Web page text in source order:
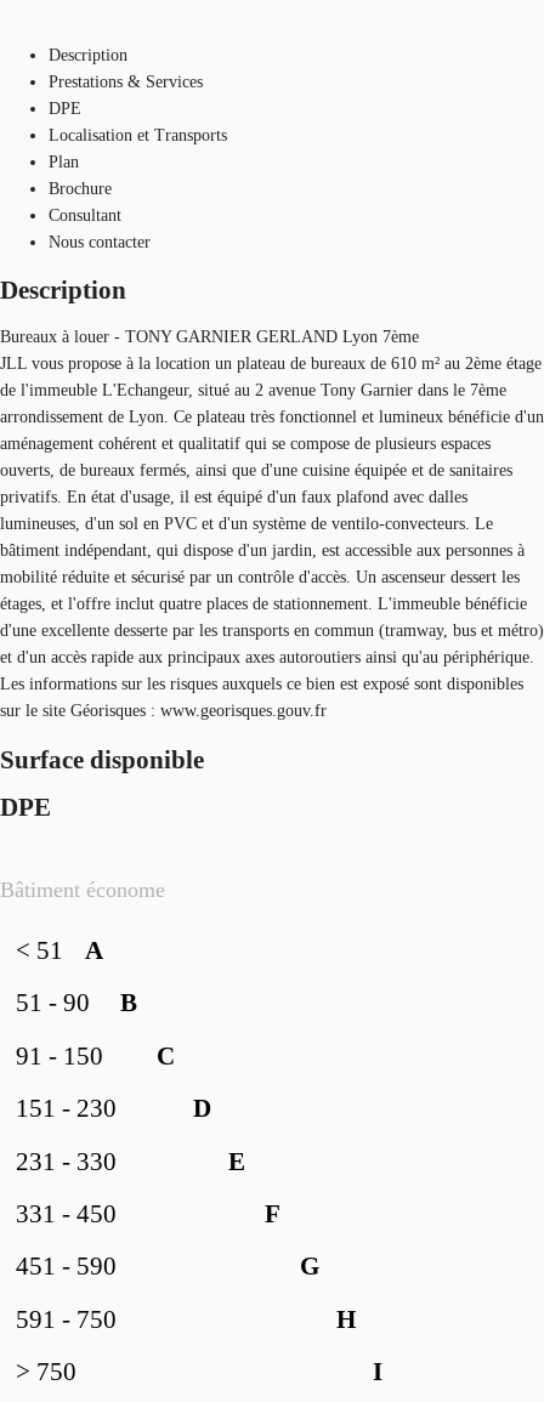
Description
Prestations & Services
DPE
Localisation et Transports
Plan
Brochure
Consultant
Nous contacter
Description
Bureaux à louer - TONY GARNIER GERLAND Lyon 7ème
JLL vous propose à la location un plateau de bureaux de 610 m² au 2ème étage
de l'immeuble L'Echangeur, situé au 2 avenue Tony Garnier dans le 7ème
arrondissement de Lyon. Ce plateau très fonctionnel et lumineux bénéficie d'un
aménagement cohérent et qualitatif qui se compose de plusieurs espaces
ouverts, de bureaux fermés, ainsi que d'une cuisine équipée et de sanitaires
privatifs. En état d'usage, il est équipé d'un faux plafond avec dalles
lumineuses, d'un sol en PVC et d'un système de ventilo-convecteurs. Le
bâtiment indépendant, qui dispose d'un jardin, est accessible aux personnes à
mobilité réduite et sécurisé par un contrôle d'accès. Un ascenseur dessert les
étages, et l'offre inclut quatre places de stationnement. L'immeuble bénéficie
d'une excellente desserte par les transports en commun (tramway, bus et métro)
et d'un accès rapide aux principaux axes autoroutiers ainsi qu'au périphérique.
Les informations sur les risques auxquels ce bien est exposé sont disponibles
sur le site Géorisques : www.georisques.gouv.fr
Surface disponible
DPE
Bâtiment économe
A
< 51
B
51 - 90
C
91 - 150
D
151 - 230
E
231 - 330
F
331 - 450
G
451 - 590
H
591 - 750
I
> 750